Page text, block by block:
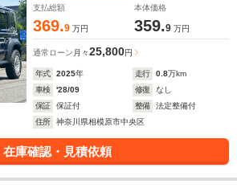
支払総額
369.9 万円
本体価格
359.9 万円
通常ローン 月々25,800円
年式 2025年 走行 0.8万km
車検
'28/09 修復
なし
保証
保証付 整備
法定整備付
住所
神奈川県相模原市中央区
在庫確認・見積依頼